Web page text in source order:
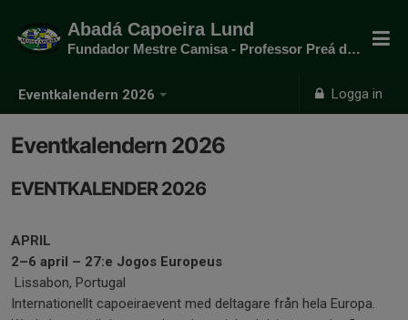
Eventkalendern 2026 Logga in
Abadá Capoeira Lund
Fundador Mestre Camisa - Professor Preá do mato
Eventkalendern 2026
EVENTKALENDER 2026
APRIL
2–6 april – 27:e Jogos Europeus
Lissabon, Portugal
Internationellt capoeiraevent med deltagare från hela Europa.